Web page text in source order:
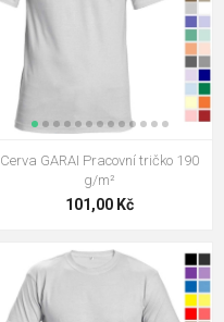
Cerva GARAI Pracovní tričko 190
g/m²
101,00 Kč